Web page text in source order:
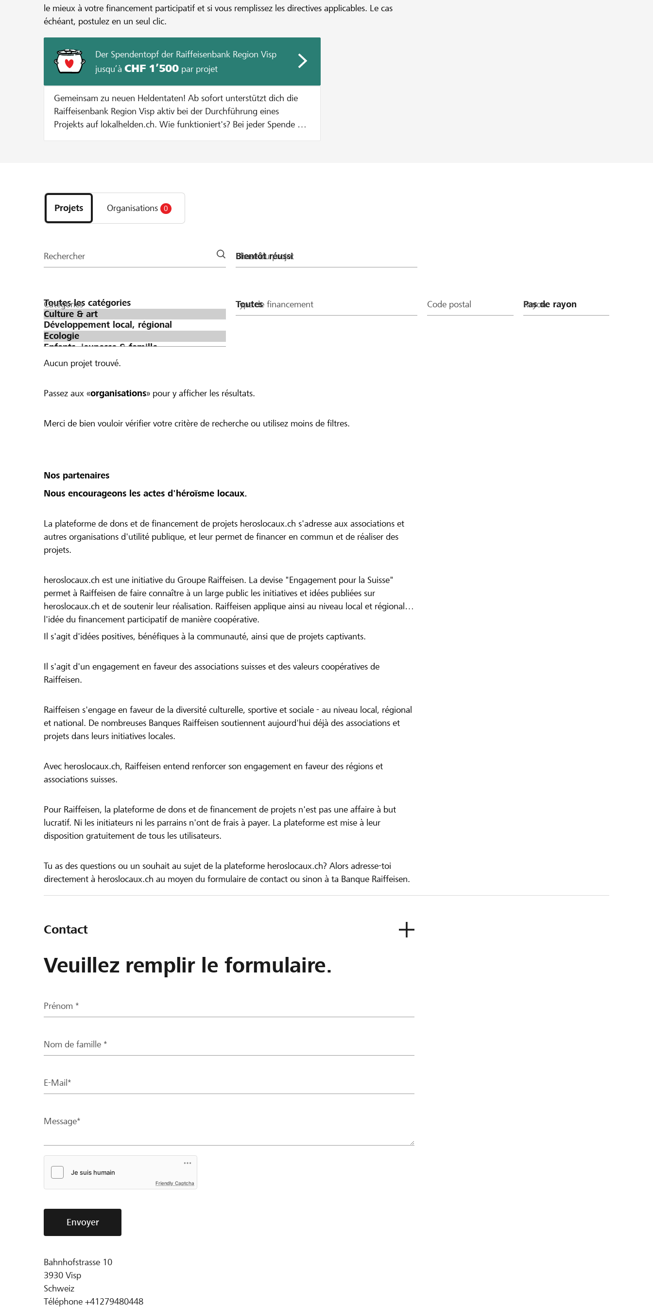
le mieux à votre financement participatif et si vous remplissez les directives applicables. Le cas
échéant, postulez en un seul clic.
Der Spendentopf der Raiffeisenbank Region Visp
jusqu’à CHF 1’500par projet
Gemeinsam zu neuen Heldentaten! Ab sofort unterstützt dich die
Raiffeisenbank Region Visp aktiv bei der Durchführung eines
Projekts auf lokalhelden.ch. Wie funktioniert's? Bei jeder Spende zu
verdoppeln wir den Betrag auf CHF 200. Bei einer Spende von CHF
400 werden pauschal CHF 100 dazugegeben, was einen Betrag von
les
projets
et
la
Projets Organisations 0
Rechercher Phase du projet
Catégories Type de financement Code postal Rayon
Aucun projet trouvé.
Passez aux «organisations» pour y afficher les résultats.
Merci de bien vouloir vérifier votre critère de recherche ou utilisez moins de filtres.
Nos partenaires
Nous encourageons les actes d'héroïsme locaux.
La plateforme de dons et de financement de projets heroslocaux.ch s'adresse aux associations et
autres organisations d'utilité publique, et leur permet de financer en commun et de réaliser des
projets.
heroslocaux.ch est une initiative du Groupe Raiffeisen. La devise "Engagement pour la Suisse"
permet à Raiffeisen de faire connaître à un large public les initiatives et idées publiées sur
heroslocaux.ch et de soutenir leur réalisation. Raiffeisen applique ainsi au niveau local et régional
l'idée du financement participatif de manière coopérative.
Il s'agit d'idées positives, bénéfiques à la communauté, ainsi que de projets captivants.
Il s'agit d'un engagement en faveur des associations suisses et des valeurs coopératives de
Raiffeisen.
Raiffeisen s'engage en faveur de la diversité culturelle, sportive et sociale - au niveau local, régional
et national. De nombreuses Banques Raiffeisen soutiennent aujourd'hui déjà des associations et
projets dans leurs initiatives locales.
Avec heroslocaux.ch, Raiffeisen entend renforcer son engagement en faveur des régions et
associations suisses.
Pour Raiffeisen, la plateforme de dons et de financement de projets n'est pas une affaire à but
lucratif. Ni les initiateurs ni les parrains n'ont de frais à payer. La plateforme est mise à leur
disposition gratuitement de tous les utilisateurs.
Tu as des questions ou un souhait au sujet de la plateforme heroslocaux.ch? Alors adresse-toi
directement à heroslocaux.ch au moyen du formulaire de contact ou sinon à ta Banque Raiffeisen.
Contact
Veuillez remplir le formulaire.
Prénom *
Nom de famille *
E-Mail*
Message*
Friendly Captcha
Envoyer
Bahnhofstrasse 10
3930 Visp
Schweiz
Téléphone +41279480448